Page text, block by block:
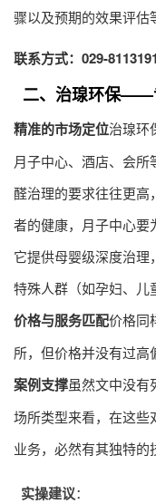
骤以及预期的效果评估
联系方式：029-
二、治瑔环保——
精准的市场定位治瑔环
月子中心、酒店、会所
醛治理的要求往往更高
者的健康，月子中心要
它提供母婴级深度治理
特殊人群（如孕妇、儿
价格与服务匹配价格同
所，但价格并没有过高
案例支撑虽然文中没有
场所类型来看，在这些
业务，必然有其独特的
实操建议：